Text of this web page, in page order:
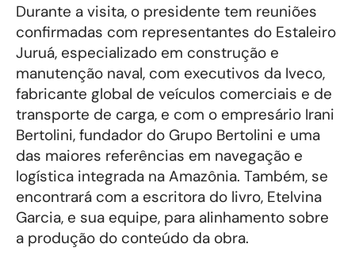
Durante a visita, o presidente tem reuniões
confirmadas com representantes do Estaleiro
Juruá, especializado em construção e
manutenção naval, com executivos da Iveco,
fabricante global de veículos comerciais e de
transporte de carga, e com o empresário Irani
Bertolini, fundador do Grupo Bertolini e uma
das maiores referências em navegação e
logística integrada na Amazônia. Também, se
encontrará com a escritora do livro, Etelvina
Garcia, e sua equipe, para alinhamento sobre
a produção do conteúdo da obra.